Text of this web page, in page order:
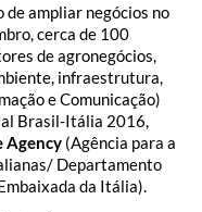
ampliar negócios no
cerca de 100
de agronegócios,
infraestrutura,
e Comunicação)
Brasil-Itália 2016,
Agency (Agência para a
Departamento
da Itália).